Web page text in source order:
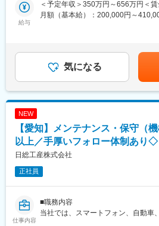
線管、ケーブル据付に係る電気工事
◇調達手配仕様書、工事計画書、設
います。ご面接の際に志向性に合わ
います。
◆未経験→プロの道へ！活躍事例
（1）営業→自動車内装部品の試験
今後の需要から電気系エンジニアを
配属
現在はフィールドエンジニアとして
（3）営業→風力発電施設の設計補助
大手メーカーでの立ち振る舞い、取
び、設計補助から一設計担当へ！
◆働く環境：
に各プロジェクト先の営業担当も付
の体調など気にかけていただける環
給与
＜予定年収＞350万円～656万円＜
月額（基本給）：200,000円～
の金額であり、選考を通じて上下す
額)は固定手当を含めた表記です。
気になる
NEW
【愛知】メンテナンス・保守（
以上／手厚いフォロー体制あり◇
日総工産株式会社
正社員
仕事内容
■職務内容
当社では、スマートフォン、自動車